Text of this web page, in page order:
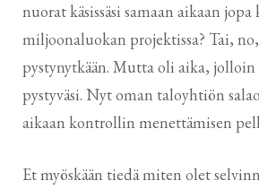
nuorat käsissäsi samaan aikaan jopa
miljoonaluokan projektissa? Tai,
pystynytkään. Mutta oli aika,
pystyväsi. Nyt oman taloyhtiön
aikaan kontrollin menettämisen
Et myöskään tiedä miten olet